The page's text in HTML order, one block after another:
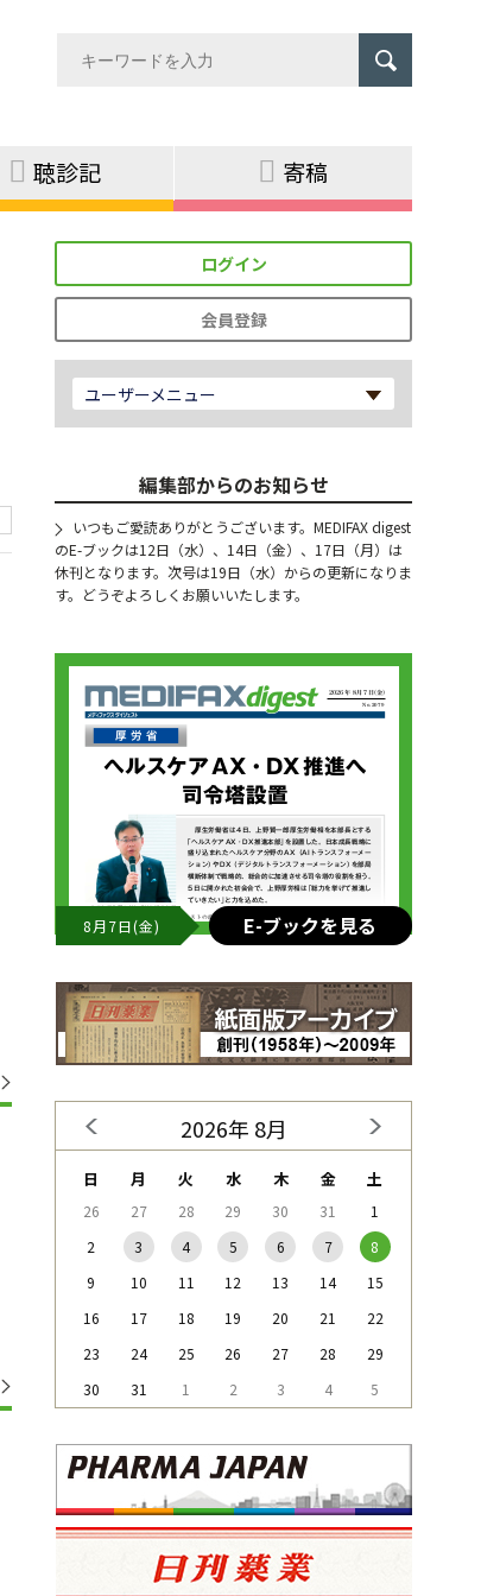
聴診記 寄稿
ログイン
会員登録
ユーザーメニュー
編集部からのお知らせ
いつもご愛読ありがとうございます。MEDIFAX digest
のE-ブックは12日（水）、14日（金）、17日（月）は
休刊となります。次号は19日（水）からの更新になりま
す。どうぞよろしくお願いいたします。
8月7日(金) E-ブックを見る
2026年 8月
日 月 火 水 木 金 土
26 27 28 29 30 31
1
2
3 4 5 6 7
8
9
10 11 12 13 14
15
16
17 18 19 20 21
22
23
24 25 26 27 28
29
30
31 1 2 3 4 5